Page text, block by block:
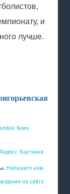
и
лучше.
News
Яндекс. Картинки.
Напишите нам.
на сайте.